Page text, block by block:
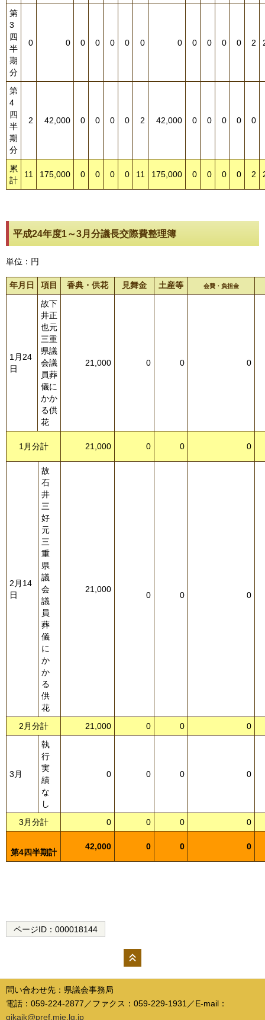
第
3
四
半
期
分
0 0 0 0 0 0 0 0 0 0 0 0 2
第
4
四
半
期
分
2 42,000 0 0 0 0 2 42,000 0 0 0 0 0
累
計
11 175,000 0 0 0 0 11 175,000 0 0 0 0 2
平成24年度1～3月分議長交際費整理簿
単位：円
年月日 項目 香典・供花 見舞金 土産等 会費・負担金
1月24
日
故下
井正
也元
三重
県議
会議
員葬
儀に
かか
る供
花
21,000 0 0 0
1月分計 21,000 0 0 0
2月14
日
故
石
井
三
好
元
三
重
県
議
会
議
員
葬
儀
に
か
か
る
供
花
21,000
0 0 0
2月分計 21,000 0 0 0
3月
執
行
実
績
な
し
0 0 0 0
3月分計 0 0 0 0
第4四半期計
42,000 0 0 0
ページID： 000018144
先頭
問い合わせ先：県議会事務局
電話：059-224-2877／ファクス：059-229-1931／E-mail：
gikaik@pref.mie.lg.jp